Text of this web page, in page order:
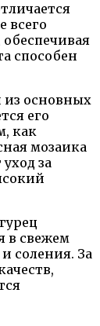
всего
способен
из основных
его
как
мозаика
за
в свежем
соления. За